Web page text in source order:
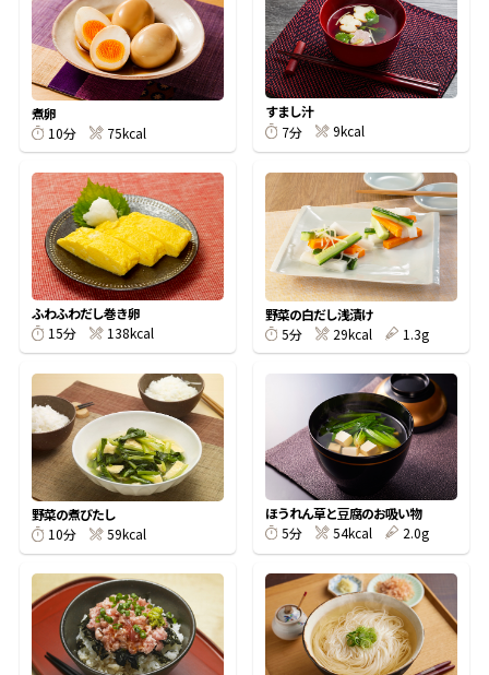
『踊り節』
鰹節屋の
だし粉
商品情報一覧
おすすめサイト
新鮮一番
煮卵
10分
75kcal
すまし汁
7分
9kcal
ふわふわだし巻き卵
15分
138kcal
野菜の白だし浅漬け
5分
29kcal 1.3g
野菜の煮びたし
10分
59kcal
ほうれん草と豆腐のお吸い物
5分
54kcal 2.0g